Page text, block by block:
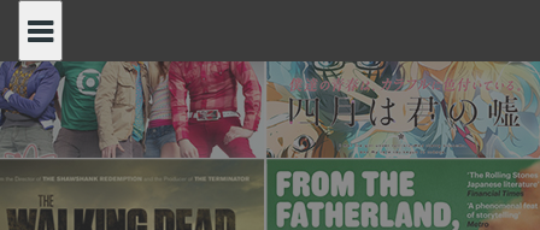
content